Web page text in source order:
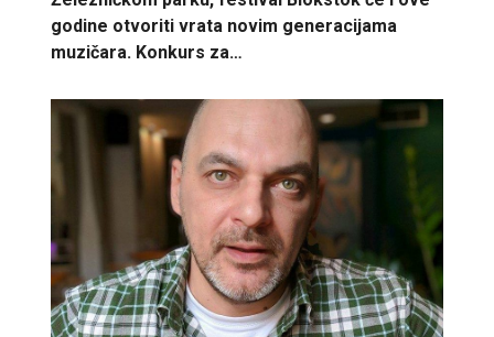
godine otvoriti vrata novim generacijama
muzičara. Konkurs za…